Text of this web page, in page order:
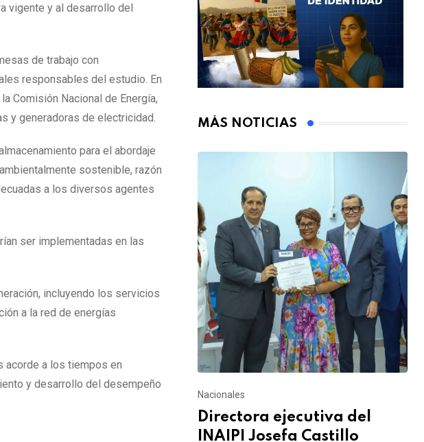
vigente y al desarrollo del
de trabajo con
responsables del estudio. En
Comisión Nacional de Energía,
y generadoras de electricidad.
para el abordaje
sostenible, razón
a los diversos agentes
ser implementadas en las
incluyendo los servicios
a la red de energías
acorde a los tiempos en
y desarrollo del desempeño
MÁS NOTICIAS
Nacionales
Directora ejecutiva del
INAIPI Josefa Castillo